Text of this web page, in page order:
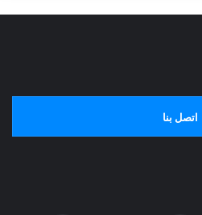
اتصل بنا